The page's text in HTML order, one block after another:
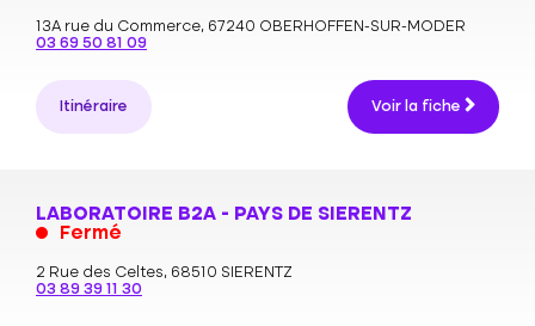
13A rue du Commerce, 67240 OBERHOFFEN-SUR-MODER
03 69 50 81 09
Itinéraire Voir la fiche
LABORATOIRE B2A - PAYS DE SIERENTZ
Fermé
2 Rue des Celtes, 68510 SIERENTZ
03 89 39 11 30